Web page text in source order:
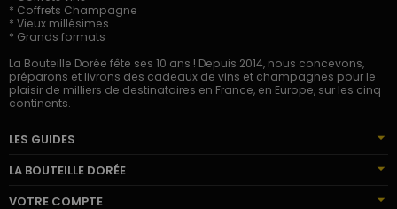
* Coffrets Champagne
* Vieux millésimes
* Grands formats
La Bouteille Dorée fête ses 10 ans ! Depuis 2014, nous concevons,
préparons et livrons des cadeaux de vins et champagnes pour le
plaisir de milliers de destinataires en France, en Europe, sur les cinq
continents.
LES GUIDES
LA BOUTEILLE DORÉE
VOTRE COMPTE